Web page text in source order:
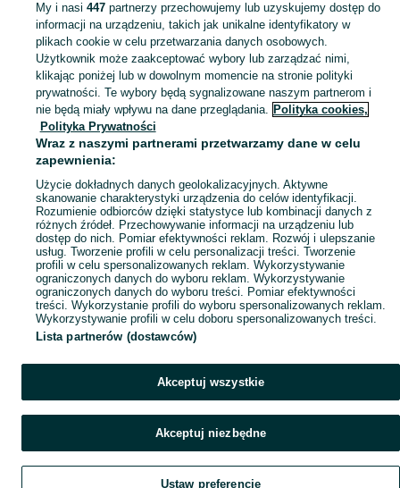
Skorzystaj z największego serwisu ogłoszeniowego - Biedrusko i okolice! Kupuj to, czego pragniesz i sprzedawaj to, czego już nie potrzebujesz!
Mapa kategorii
Mapa miejscowości
Mapa ministron
Popularne wyszukiwania
My i nasi 447partnerzy przechowujemy lub uzyskujemy dostęp do
informacji na urządzeniu, takich jak unikalne identyfikatory w
plikach cookie w celu przetwarzania danych osobowych.
Użytkownik może zaakceptować wybory lub zarządzać nimi,
klikając poniżej lub w dowolnym momencie na stronie polityki
prywatności. Te wybory będą sygnalizowane naszym partnerom i
nie będą miały wpływu na dane przeglądania. Polityka cookies,
Polityka Prywatności
Wraz z naszymi partnerami przetwarzamy dane w celu
zapewnienia:
Użycie dokładnych danych geolokalizacyjnych. Aktywne
skanowanie charakterystyki urządzenia do celów identyfikacji.
Rozumienie odbiorców dzięki statystyce lub kombinacji danych z
różnych źródeł. Przechowywanie informacji na urządzeniu lub
dostęp do nich. Pomiar efektywności reklam. Rozwój i ulepszanie
usług. Tworzenie profili w celu personalizacji treści. Tworzenie
profili w celu spersonalizowanych reklam. Wykorzystywanie
ograniczonych danych do wyboru reklam. Wykorzystywanie
ograniczonych danych do wyboru treści. Pomiar efektywności
treści. Wykorzystanie profili do wyboru spersonalizowanych reklam.
Wykorzystywanie profili w celu doboru spersonalizowanych treści.
Lista partnerów (dostawców)
Akceptuj wszystkie
Akceptuj niezbędne
Ustaw preferencje